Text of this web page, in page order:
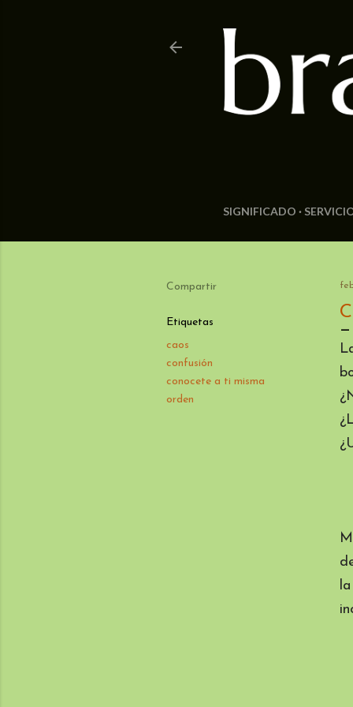
SIGNIFICADO
Compartir
Etiquetas
caos
confusión
conocete a ti misma
orden